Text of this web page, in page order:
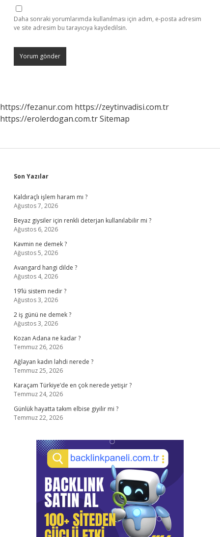
Daha sonraki yorumlarımda kullanılması için adım, e-posta adresim
ve site adresim bu tarayıcıya kaydedilsin.
https://fezanur.com https://zeytinvadisi.com.tr
https://erolerdogan.com.trSitemap
Sidebar
Son Yazılar
Kaldıraçlı işlem haram mı ?
Ağustos 7, 2026
Beyaz giysiler için renkli deterjan kullanılabilir mi ?
Ağustos 6, 2026
Kavmin ne demek ?
Ağustos 5, 2026
Avangard hangi dilde ?
Ağustos 4, 2026
19’lü sistem nedir ?
Ağustos 3, 2026
2 iş günü ne demek ?
Ağustos 3, 2026
Kozan Adana ne kadar ?
Temmuz 26, 2026
Ağlayan kadın lahdi nerede ?
Temmuz 25, 2026
Karaçam Türkiye’de en çok nerede yetişir ?
Temmuz 24, 2026
Günlük hayatta takım elbise giyilir mi ?
Temmuz 22, 2026